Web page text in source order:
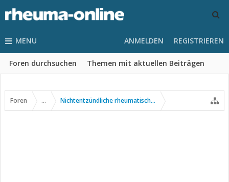
MENU
Foren durchsuchen Themen mit aktuellen Beiträgen
ANMELDEN REGISTRIEREN
Foren ... Nichtentzündliche rheumatische Erkrankungen